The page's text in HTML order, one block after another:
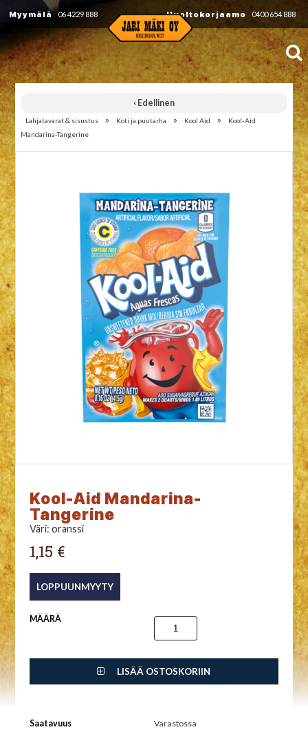
Myymälä 06 4229 888 Huoltokorjaamo 0400 654 888
‹ Edellinen
Lahjatavarat & sisustus » Koti ja puutarha » Kool Aid »
Kool-Aid
Mandarina-Tangerine
Kool-Aid Mandarina-
Tangerine
Väri: oranssi
1,15 €
MÄÄRÄ
LISÄÄ OSTOSKORIIN
Saatavuus Varastossa